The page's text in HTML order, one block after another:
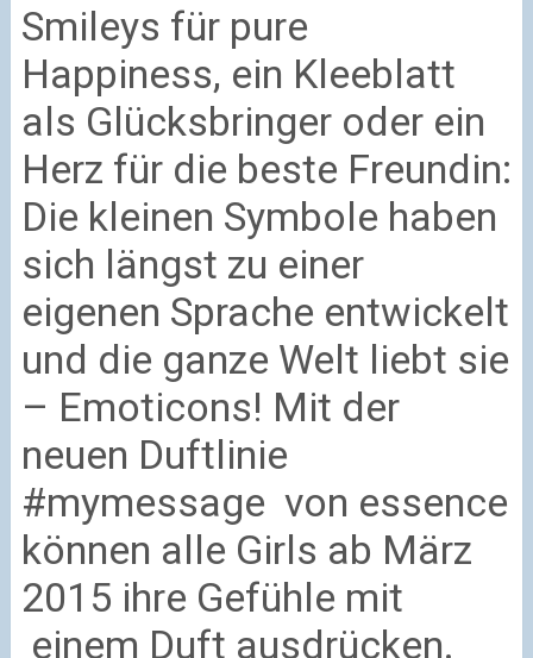
Smileys für pure
Happiness, ein Kleeblatt
als Glücksbringer oder ein
Herz für die beste Freundin:
Die kleinen Symbole haben
sich längst zu einer
eigenen Sprache entwickelt
und die ganze Welt liebt sie
– Emoticons! Mit der
neuen Duftlinie
#mymessage von essence
können alle Girls ab März
2015 ihre Gefühle mit
einem Duft ausdrücken.